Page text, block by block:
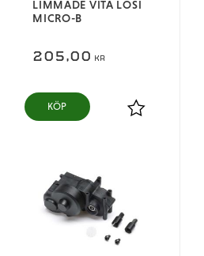
till i favoriter
LIMMADE VITA LOSI
MICRO-B
205,00 KR
Lägg till i
KÖP